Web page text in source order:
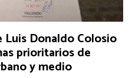
Donaldo Colosio
prioritarios de
y medio